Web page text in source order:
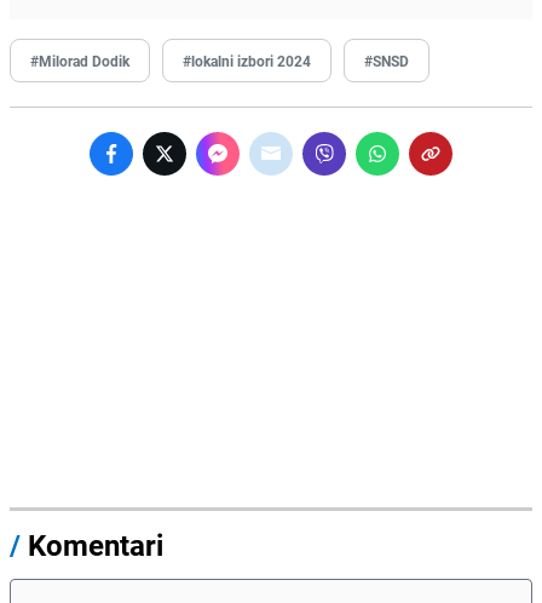
#Milorad Dodik #lokalni izbori 2024 #SNSD
/ Komentari